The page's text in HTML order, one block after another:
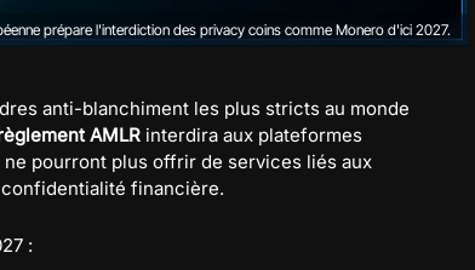
prépare l'interdiction des privacy coins comme Monero d'ici 2027.
anti-blanchiment les plus stricts au monde
AMLR interdira aux plateformes
pourront plus offrir de services liés aux
confidentialité financière.
: